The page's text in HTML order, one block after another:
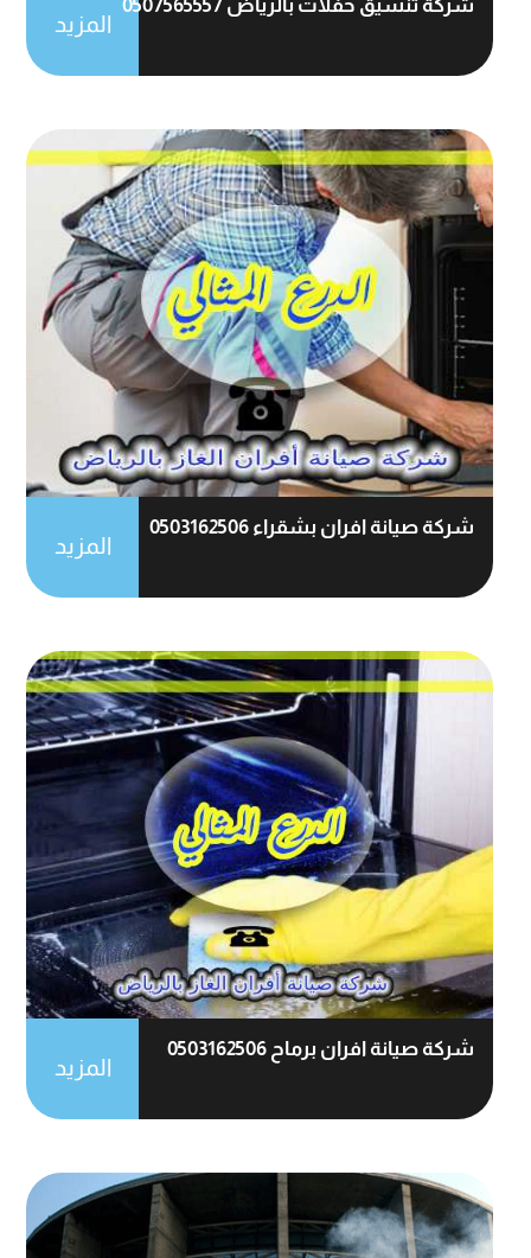
شركة تنسيق حفلات بالرياض 0507565557
المزيد
شركة صيانة افران بشقراء 0503162506
المزيد
شركة صيانة افران برماح 0503162506
المزيد